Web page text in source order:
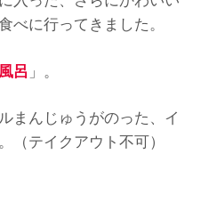
べに行ってきました。
呂 」。
まんじゅうがのった、イ
（テイクアウト不可）